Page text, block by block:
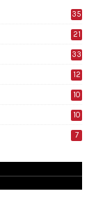
35
21
33
12
10
10
7